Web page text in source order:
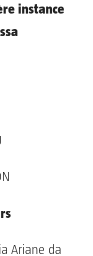
instance
Ariane da